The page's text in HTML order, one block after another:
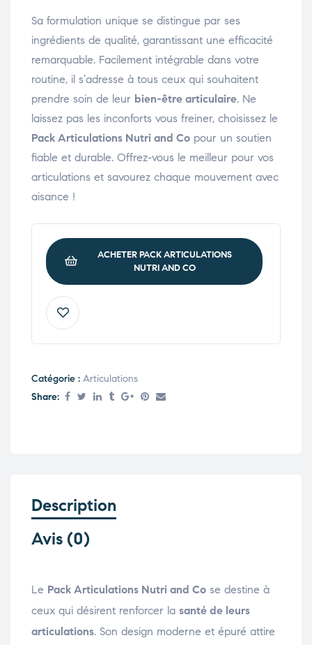
Sa formulation unique se distingue par ses
ingrédients de qualité, garantissant une efficacité
remarquable. Facilement intégrable dans votre
routine, il s’adresse à tous ceux qui souhaitent
prendre soin de leur bien-être articulaire. Ne
laissez pas les inconforts vous freiner, choisissez le
Pack Articulations Nutri and Co pour un soutien
fiable et durable. Offrez-vous le meilleur pour vos
articulations et savourez chaque mouvement avec
aisance !
ACHETER PACK ARTICULATIONS
NUTRI AND CO
Catégorie : Articulations
Share:
Description
Avis (0)
Le Pack Articulations Nutri and Co se destine à
ceux qui désirent renforcer la santé de leurs
articulations. Son design moderne et épuré attire